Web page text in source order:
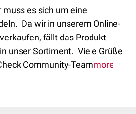
muss es sich um eine
Da wir in unserem Online-
fällt das Produkt
unser Sortiment. Viele Grüße
Community-Teammore